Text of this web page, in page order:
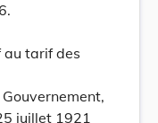
tarif des
juillet 1921